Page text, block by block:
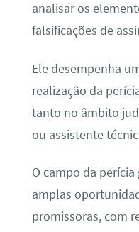
analisar os
falsificações de
Ele desempenha
realização da
tanto no âmbito
ou assistente
O campo da
amplas
promissoras, com